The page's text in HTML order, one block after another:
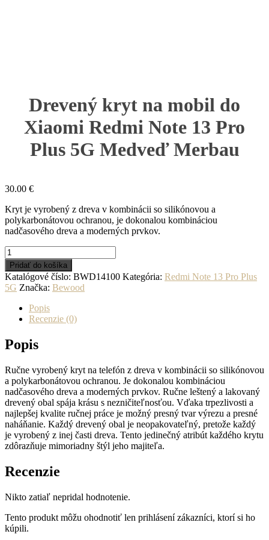
Drevený kryt na mobil do
Xiaomi Redmi Note 13 Pro
Plus 5G Medveď Merbau
30.00 €
Kryt je vyrobený z dreva v kombinácii so silikónovou a
polykarbonátovou ochranou, je dokonalou kombináciou
nadčasového dreva a moderných prvkov.
množstvo
Drevený
kryt
na
mobil
Xiaomi
Redmi
Note
13
Plus
5G
Medveď
Merbau
Pridať do košíka
Katalógové číslo: BWD14100 Kategória: Redmi Note 13 Pro Plus
5G Značka: Bewood
Popis
Recenzie (0)
Popis
Ručne vyrobený kryt na telefón z dreva v kombinácii so silikónovou
a polykarbonátovou ochranou. Je dokonalou kombináciou
nadčasového dreva a moderných prvkov. Ručne leštený a lakovaný
drevený obal spája krásu s nezničiteľnosťou. Vďaka trpezlivosti a
najlepšej kvalite ručnej práce je možný presný tvar výrezu a presné
naháňanie. Každý drevený obal je neopakovateľný, pretože každý
je vyrobený z inej časti dreva. Tento jedinečný atribút každého krytu
zdôrazňuje mimoriadny štýl jeho majiteľa.
Recenzie
Nikto zatiaľ nepridal hodnotenie.
Tento produkt môžu ohodnotiť len prihlásení zákazníci, ktorí si ho
kúpili.